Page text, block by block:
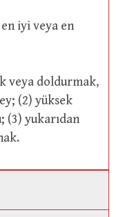
(2) yüksek
(3) yukarıdan